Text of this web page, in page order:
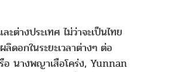
ต่างประเทศ ไม่ว่าจะเป็นไทย
อกในระยะเวลาต่างๆ ต่อ
นางพญาเสือโคร่ง, Yunnan